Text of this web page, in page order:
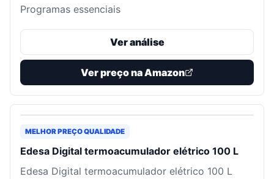
Programas essenciais
Ver análise
Ver preço na Amazon
MELHOR PREÇO QUALIDADE
Edesa Digital termoacumulador elétrico 100 L
Edesa Digital termoacumulador elétrico 100 L